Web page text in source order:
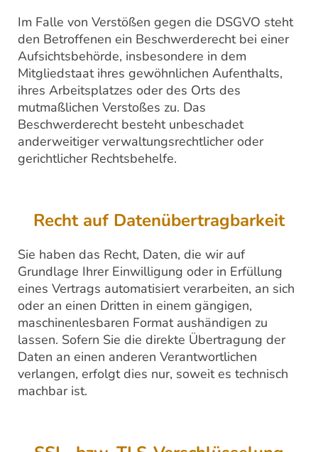
Im Falle von Verstößen gegen die DSGVO steht
den Betroffenen ein Beschwerderecht bei einer
Aufsichtsbehörde, insbesondere in dem
Mitgliedstaat ihres gewöhnlichen Aufenthalts,
ihres Arbeitsplatzes oder des Orts des
mutmaßlichen Verstoßes zu. Das
Beschwerderecht besteht unbeschadet
anderweitiger verwaltungsrechtlicher oder
gerichtlicher Rechtsbehelfe.
Recht auf Daten­übertrag­barkeit
Sie haben das Recht, Daten, die wir auf
Grundlage Ihrer Einwilligung oder in Erfüllung
eines Vertrags automatisiert verarbeiten, an sich
oder an einen Dritten in einem gängigen,
maschinenlesbaren Format aushändigen zu
lassen. Sofern Sie die direkte Übertragung der
Daten an einen anderen Verantwortlichen
verlangen, erfolgt dies nur, soweit es technisch
machbar ist.